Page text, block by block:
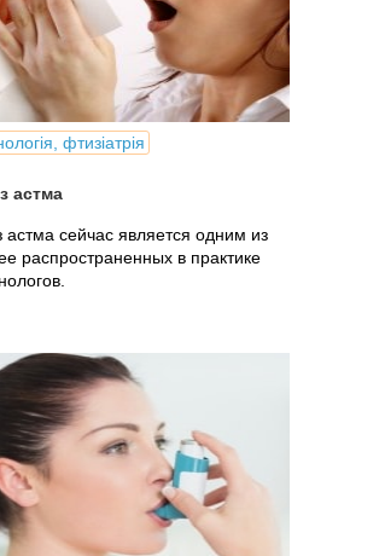
фтизіатрія
астма
астма сейчас является одним из
распространенных в практике